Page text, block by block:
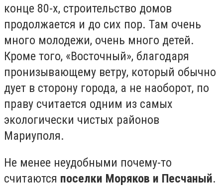
конце 80-х, строительство домов
продолжается и до сих пор. Там очень
много молодежи, очень много детей.
Кроме того, «Восточный», благодаря
пронизывающему ветру, который обычно
дует в сторону города, а не наоборот, по
праву считается одним из самых
экологически чистых районов
Мариуполя.
Не менее неудобными почему-то
считаются поселки Моряков и Песчаный.